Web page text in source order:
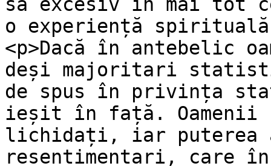
o experiență
<p>Dacă în antebelic
deși majoritari
de spus în privința
ieșit în față.
lichidați, iar puterea
resentimentari, care